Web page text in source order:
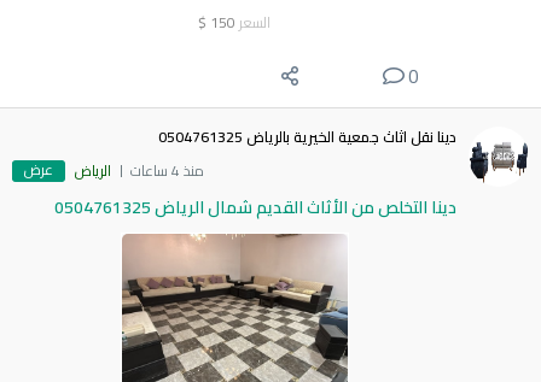
السعر 150
$
0
دينا نقل اثاث جمعية الخيرية بالرياض 0504761325
منذ 4 ساعات
الرياض عرض
دينا التخلص من الأثاث القديم شمال الرياض 0504761325